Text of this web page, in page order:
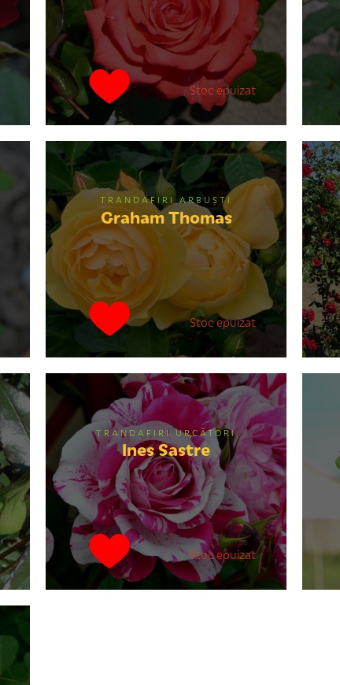
Stoc epuizat
TRANDAFIRI ARBUȘTI
Graham Thomas
Stoc epuizat
TRANDAFIRI URCĂTORI
Ines Sastre
Stoc epuizat